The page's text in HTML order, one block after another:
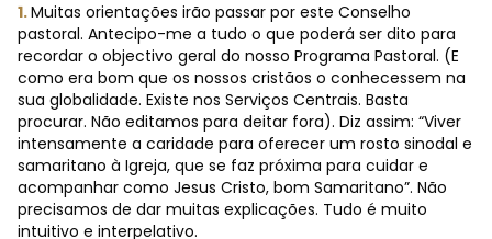
1.Muitas orientações irão passar por este Conselho
pastoral. Antecipo-me a tudo o que poderá ser dito para
recordar o objectivo geral do nosso Programa Pastoral. (E
como era bom que os nossos cristãos o conhecessem na
sua globalidade. Existe nos Serviços Centrais. Basta
procurar. Não editamos para deitar fora). Diz assim: “Viver
intensamente a caridade para oferecer um rosto sinodal e
samaritano à Igreja, que se faz próxima para cuidar e
acompanhar como Jesus Cristo, bom Samaritano”. Não
precisamos de dar muitas explicações. Tudo é muito
intuitivo e interpelativo.